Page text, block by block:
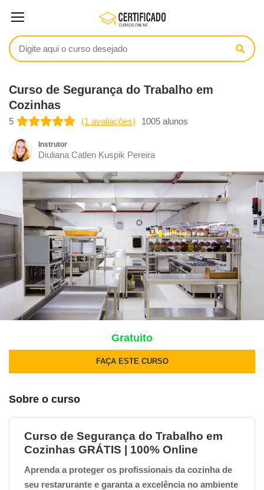
Curso de Segurança do Trabalho em
Cozinhas
5 (1 avaliações) 1005 alunos
Instrutor
Diuliana Catlen Kuspik Pereira
Gratuito
FAÇA ESTE CURSO
Sobre o curso
Curso de Segurança do Trabalho em
Cozinhas GRÁTIS | 100% Online
Aprenda a proteger os profissionais da cozinha de
seu restarurante e garanta a excelência no ambiente